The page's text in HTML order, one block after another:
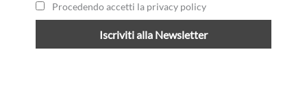
Procedendo accetti la privacy policy